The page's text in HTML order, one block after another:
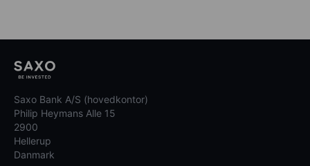
Saxo Bank A/S (hovedkontor)
Philip Heymans Alle 15
2900
Hellerup
Danmark